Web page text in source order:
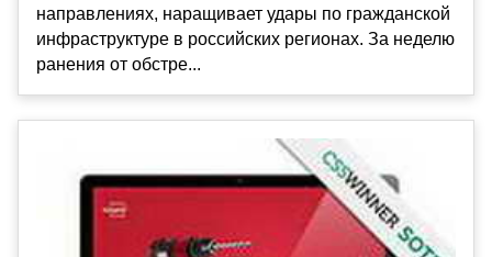
направлениях, наращивает удары по гражданской
инфраструктуре в российских регионах. За неделю
ранения от обстре...